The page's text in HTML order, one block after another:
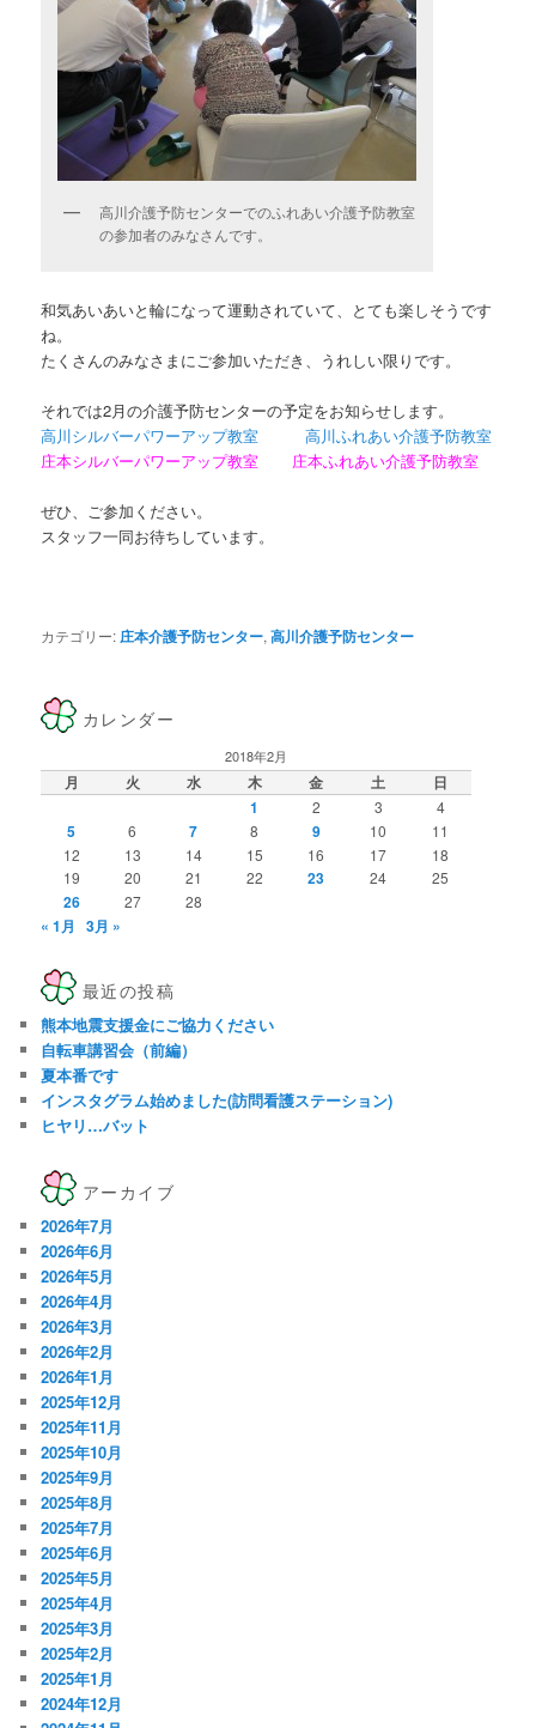
高川介護予防センターでのふれあい介護予防教室
の参加者のみなさんです。
和気あいあいと輪になって運動されていて、とても楽しそうです
ね。
たくさんのみなさまにご参加いただき、うれしい限りです。
それでは2月の介護予防センターの予定をお知らせします。
高川シルバーパワーアップ教室
高川ふれあい介護予防教室
庄本シルバーパワーアップ教室
庄本ふれあい介護予防教室
ぜひ、ご参加ください。
スタッフ一同お待ちしています。
カテゴリー: 庄本介護予防センター,高川介護予防センター
カレンダー
2018年2月
月 火 水 木 金 土
日
1
2 3 4
5 6 7 8 9 10
11
12
13 14 15 16 17
18
19
20 21 22 23 24 25
26 27 28
« 1月 3月 »
最近の投稿
熊本地震支援金にご協力ください
自転車講習会（前編）
夏本番です
インスタグラム始めました(訪問看護ステーション)
ヒヤリ…バット
アーカイブ
2026年7月
2026年6月
2026年5月
2026年4月
2026年3月
2026年2月
2026年1月
2025年12月
2025年11月
2025年10月
2025年9月
2025年8月
2025年7月
2025年6月
2025年5月
2025年4月
2025年3月
2025年2月
2025年1月
2024年12月